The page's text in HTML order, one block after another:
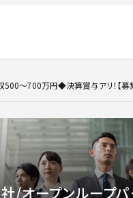
500～700万円◆決算賞与アリ！
/オープンループパ